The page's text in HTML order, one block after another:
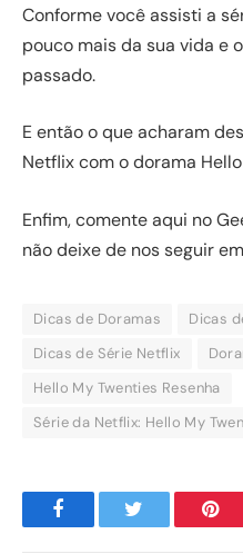
Conforme você assisti a
pouco mais da sua vida e
passado.
E então o que acharam
Netflix com o dorama
Enfim, comente aqui no
não deixe de nos seguir
Dicas de Doramas
Dicas
Dicas de Série Netflix
Hello My Twenties Resenha
Série da Netflix: Hello My
Facebook